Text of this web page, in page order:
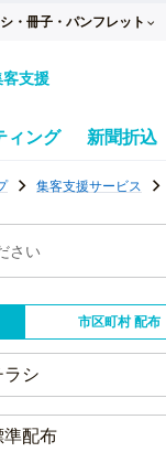
・冊子・パンフレット
客支援
ィング 新聞折込
集客支援サービス
さい
市区町村 配布
準配布